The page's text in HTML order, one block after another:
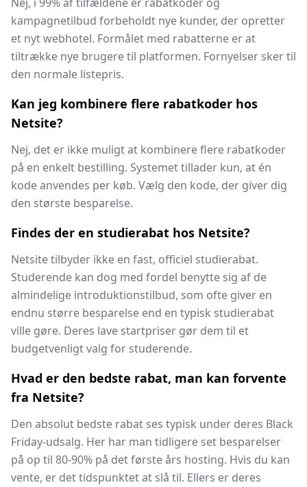
kampagnetilbud forbeholdt nye kunder, der opretter
et nyt webhotel. Formålet med rabatterne er at
tiltrække nye brugere til platformen. Fornyelser sker til
den normale listepris.
Kan jeg kombinere flere rabatkoder hos
Netsite?
Nej, det er ikke muligt at kombinere flere rabatkoder
på en enkelt bestilling. Systemet tillader kun, at én
kode anvendes per køb. Vælg den kode, der giver dig
den største besparelse.
Findes der en studierabat hos Netsite?
Netsite tilbyder ikke en fast, officiel studierabat.
Studerende kan dog med fordel benytte sig af de
almindelige introduktionstilbud, som ofte giver en
endnu større besparelse end en typisk studierabat
ville gøre. Deres lave startpriser gør dem til et
budgetvenligt valg for studerende.
Hvad er den bedste rabat, man kan forvente
fra Netsite?
Den absolut bedste rabat ses typisk under deres Black
Friday-udsalg. Her har man tidligere set besparelser
på op til 80-90% på det første års hosting. Hvis du kan
vente, er det tidspunktet at slå til. Ellers er deres